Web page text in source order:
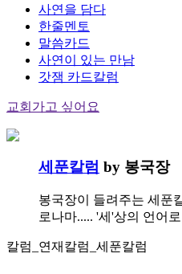
사연을 담다
한줄멘토
말씀카드
사연이 있는 만남
갓잼 카드칼럼
교회가고 싶어요
세푼칼럼 by 봉국장
봉국장이 들려주는 세푼
로나마..... '세'상의 언어
칼럼_연재칼럼_세푼칼럼